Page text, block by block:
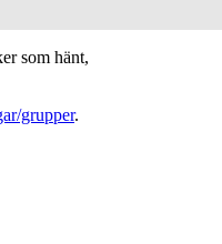
som hänt,
grupper.